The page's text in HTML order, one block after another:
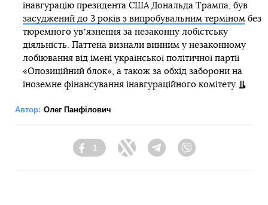
інавгурацію президента США Дональда Трампа, був
засуджений до 3 років з випробувальним терміном без
тюремного увʼязнення за незаконну лобістську
діяльність. Паттена визнали винним у незаконному
лобіювання від імені української політичної партії
«Опозиційний блок», а також за обхід заборони на
іноземне фінансування інавгураційного комітету.
Автор: Олег Панфілович
Facebook
1
Twitter TelegramViber